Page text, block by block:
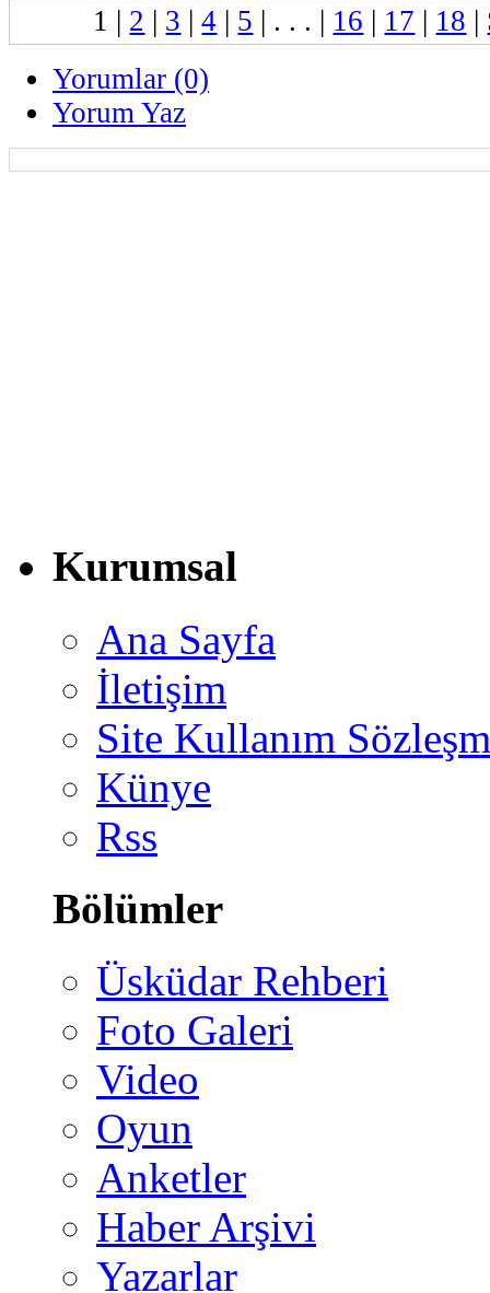
1 | 2 | 3 |4 | 5 | . . . | 16 | 17 | 18 |
Yorumlar (0)
Yorum Yaz
Kurumsal
Ana Sayfa
İletişim
Site Kullanım
Künye
Rss
Bölümler
Üsküdar Rehberi
Foto Galeri
Video
Oyun
Anketler
Haber Arşivi
Yazarlar